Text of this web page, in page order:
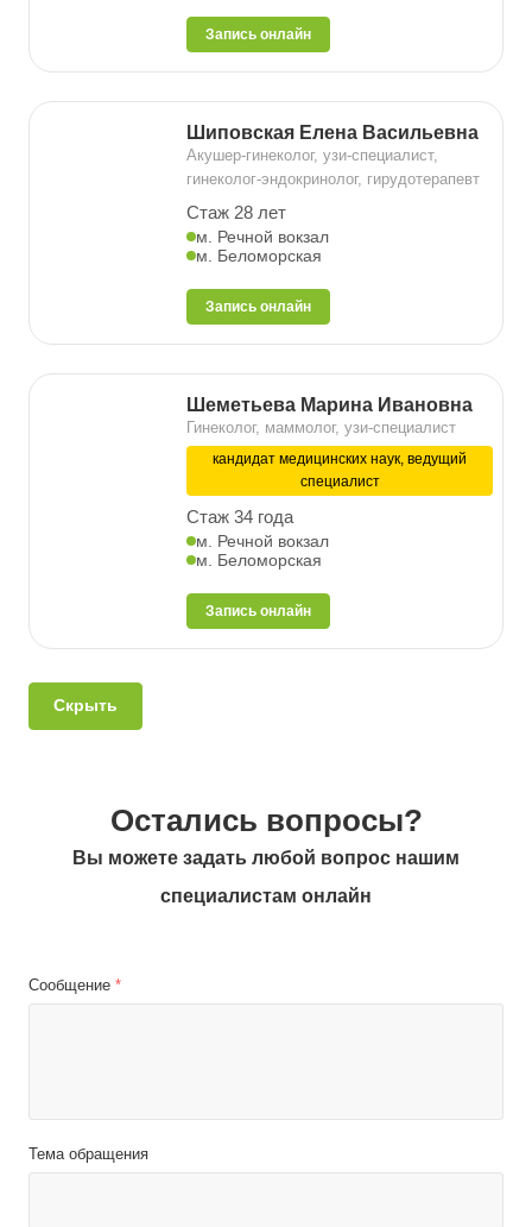
Запись онлайн
Шиповская Елена Васильевна
Акушер-гинеколог, узи-специалист,
гинеколог-эндокринолог, гирудотерапевт
Стаж 28 лет
м. Речной вокзал
м. Беломорская
Запись онлайн
Шеметьева Марина Ивановна
Гинеколог, маммолог, узи-специалист
кандидат медицинских наук, ведущий
специалист
Стаж 34 года
м. Речной вокзал
м. Беломорская
Запись онлайн
Скрыть
Остались вопросы?
Вы можете задать любой вопрос нашим
специалистам онлайн
Сообщение *
Тема обращения